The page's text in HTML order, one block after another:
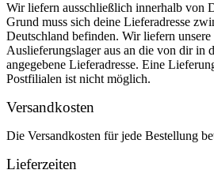
Wir liefern ausschließlich innerhalb von
Grund muss sich deine Lieferadresse
Deutschland befinden. Wir liefern unsere
Auslieferungslager aus an die von dir in
angegebene Lieferadresse. Eine
Postfilialen ist nicht möglich.
Versandkosten
Die Versandkosten für jede Bestellung
Lieferzeiten